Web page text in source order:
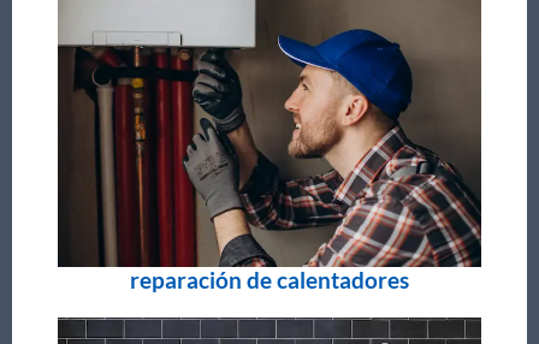
reparación de calentadores